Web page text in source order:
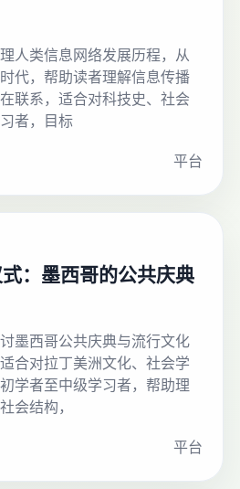
人类信息网络发展历程，从
代，帮助读者理解信息传播
联系，适合对科技史、社会
者，目标
平台
：墨西哥的公共庆典
墨西哥公共庆典与流行文化
合对拉丁美洲文化、社会学
学者至中级学习者，帮助理
会结构，
平台